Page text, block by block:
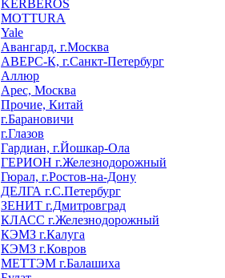
KERBEROS
MOTTURA
Yale
Авангард, г.Москва
АВЕРС-К, г.Санкт-Петербург
Аллюр
Арес, Москва
Прочие, Китай
г.Барановичи
г.Глазов
Гардиан, г.Йошкар-Ола
ГЕРИОН г.Железнодорожный
Гюрал, г.Ростов-на-Дону
ДЕЛГА г.С.Петербург
ЗЕНИТ г.Дмитровград
КЛАСС г.Железнодорожный
КЭМЗ г.Калуга
КЭМЗ г.Ковров
МЕТТЭМ г.Балашиха